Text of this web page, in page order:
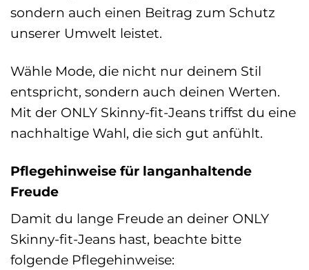
sondern auch einen Beitrag zum Schutz
unserer Umwelt leistet.
Wähle Mode, die nicht nur deinem Stil
entspricht, sondern auch deinen Werten.
Mit der ONLY Skinny-fit-Jeans triffst du eine
nachhaltige Wahl, die sich gut anfühlt.
Pflegehinweise für langanhaltende
Freude
Damit du lange Freude an deiner ONLY
Skinny-fit-Jeans hast, beachte bitte
folgende Pflegehinweise: